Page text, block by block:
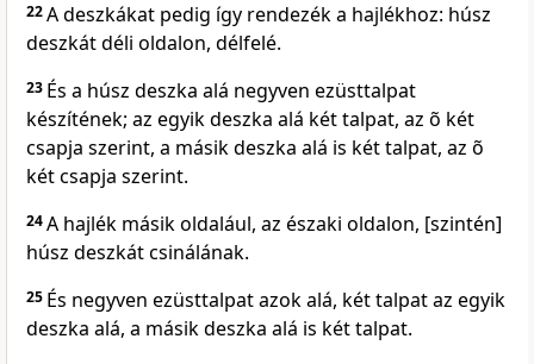
22A deszkákat pedig így rendezék a hajlékhoz: húsz
deszkát déli oldalon, délfelé.
23 És a húsz deszka alá negyven ezüsttalpat
készítének; az egyik deszka alá két talpat, az õ két
csapja szerint, a másik deszka alá is két talpat, az õ
két csapja szerint.
24A hajlék másik oldalául, az északi oldalon, [szintén]
húsz deszkát csinálának.
25 És negyven ezüsttalpat azok alá, két talpat az egyik
deszka alá, a másik deszka alá is két talpat.